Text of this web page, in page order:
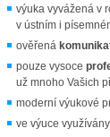
výuka vyvážená v
v ústním i
ověřená
pouze vysoce
už mnoho Vašich
moderní výukové
ve výuce využívány